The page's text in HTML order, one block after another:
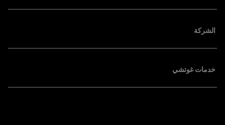
الشركة
خدمات غوتشي